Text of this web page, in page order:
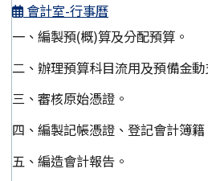
會計室-行事曆
一、編製預(概)算及分配預算。
二、辦理預算科目流用及預備金動
三、審核原始憑證。
四、編製記帳憑證、登記會計簿籍
五、編造會計報告。